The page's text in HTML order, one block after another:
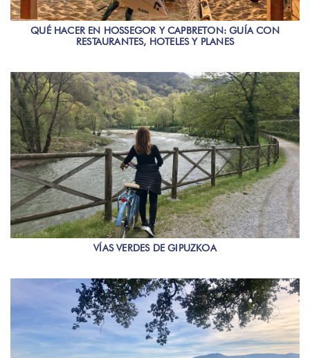
QUÉ HACER EN HOSSEGOR Y CAPBRETON: GUÍA CON
RESTAURANTES, HOTELES Y PLANES
VÍAS VERDES DE GIPUZKOA